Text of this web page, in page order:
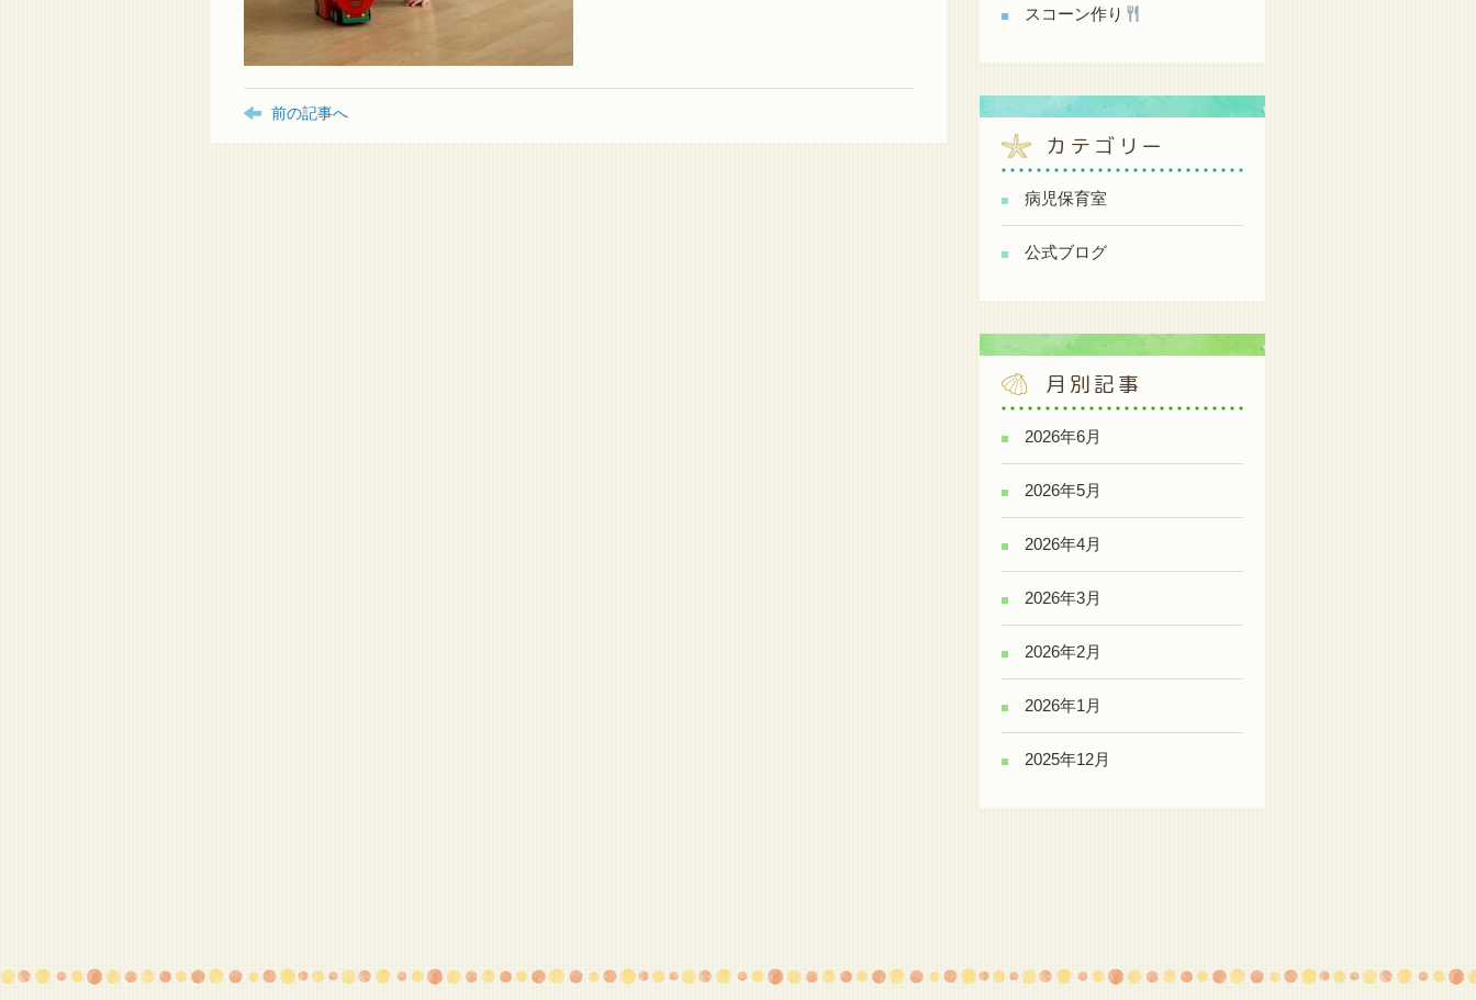
前の記事へ
スコーン作り
カテゴリー
病児保育室
公式ブログ
月別記事
2026年6月
2026年5月
2026年4月
2026年3月
2026年2月
2026年1月
2025年12月